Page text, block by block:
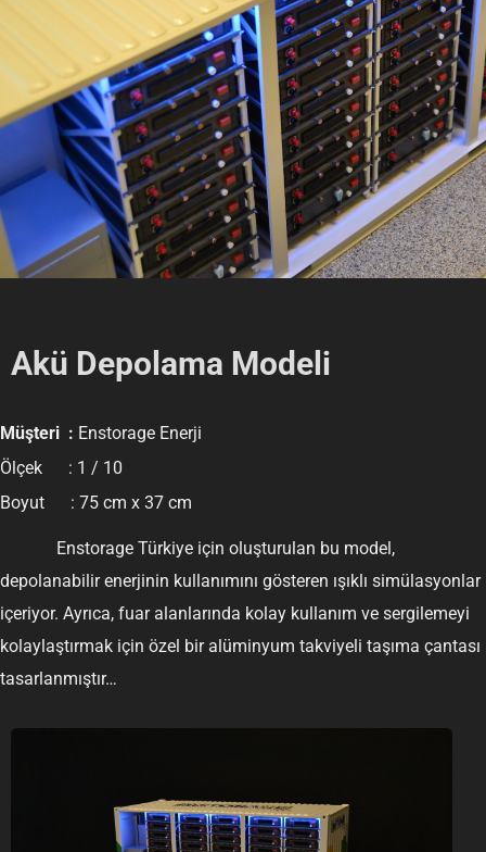
Akü Depolama Modeli
Müşteri : Enstorage Enerji
Ölçek : 1 / 10
Boyut : 75 cm x 37 cm
Enstorage Türkiye için oluşturulan bu model,
depolanabilir enerjinin kullanımını gösteren ışıklı simülasyonlar
içeriyor. Ayrıca, fuar alanlarında kolay kullanım ve sergilemeyi
kolaylaştırmak için özel bir alüminyum takviyeli taşıma çantası
tasarlanmıştır…